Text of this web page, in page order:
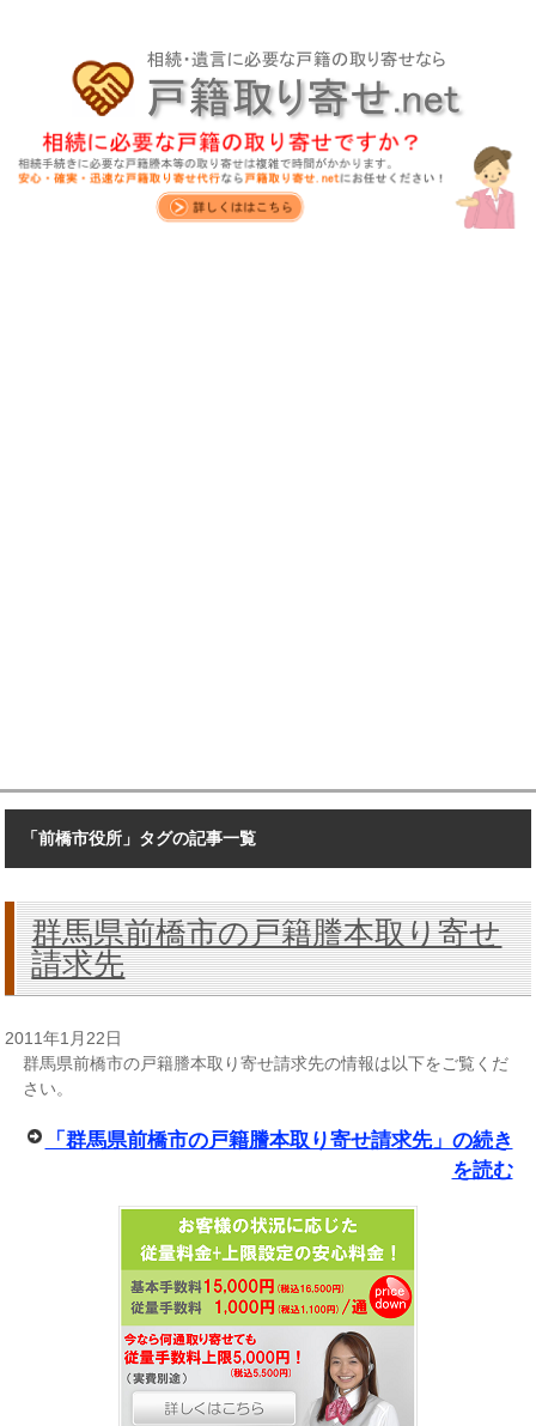
「前橋市役所」タグの記事一覧
群馬県前橋市の戸籍謄本取り寄せ
請求先
2011年1月22日
群馬県前橋市の戸籍謄本取り寄せ請求先の情報は以下をご覧くだ
さい。
「群馬県前橋市の戸籍謄本取り寄せ請求先」の続き
を読む